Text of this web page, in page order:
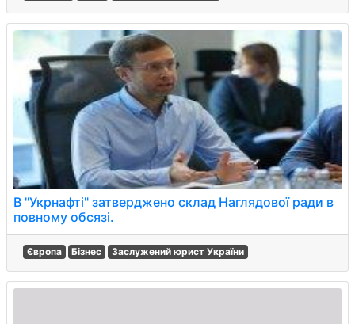
В "Укрнафті" затверджено склад Наглядової ради в
повному обсязі.
Європа Бізнес Заслужений юрист України